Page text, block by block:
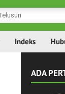
Indeks
ADA